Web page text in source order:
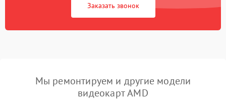
Заказать звонок
Мы ремонтируем и другие модели
видеокарт AMD